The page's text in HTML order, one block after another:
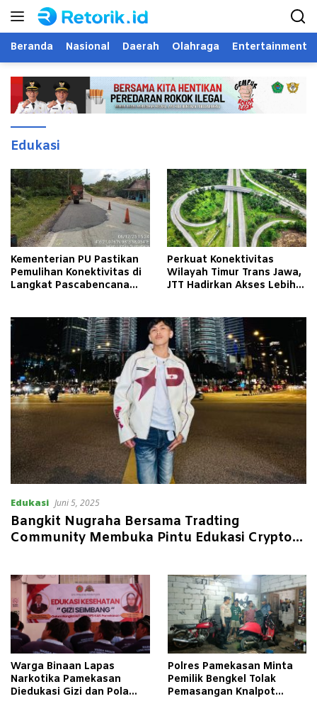
Langsung
Beranda Nasional Daerah Olahraga Entertainment
Edukasi
Kementerian PU Pastikan
Pemulihan Konektivitas di
Langkat Pascabencana
Perkuat Konektivitas
Wilayah Timur Trans Jawa,
JTT Hadirkan Akses Lebih
Edukasi Juni 5, 2025
Bangkit Nugraha Bersama Tradting
Community Membuka Pintu Edukasi Crypto
Warga Binaan Lapas
Narkotika Pamekasan
Diedukasi Gizi dan Pola
Polres Pamekasan Minta
Pemilik Bengkel Tolak
Pemasangan Knalpot